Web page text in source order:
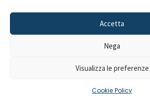
Accetta
Nega
Visualizza le preferenze
Cookie Policy